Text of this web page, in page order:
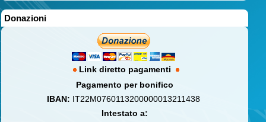
Donazioni
Link diretto pagamenti
Pagamento per bonifico
IBAN: IT22M0760113200000013211438
Intestato a: